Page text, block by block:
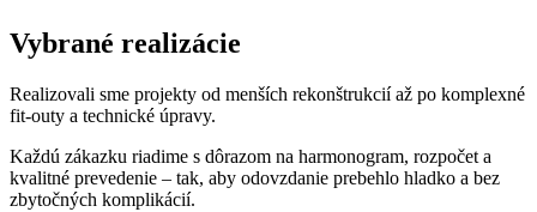
Vybrané realizácie
Realizovali sme projekty od menších rekonštrukcií až po komplexné
fit-outy a technické úpravy.
Každú zákazku riadime s dôrazom na harmonogram, rozpočet a
kvalitné prevedenie – tak, aby odovzdanie prebehlo hladko a bez
zbytočných komplikácií.